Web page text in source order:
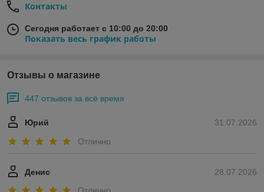
Контакты
Сегодня работает с 10:00 до 20:00
Показать весь график работы
Отзывы о магазине
447 отзывов за всё время
31.07.2026
Юрий
Отлично
28.07.2026
Денис